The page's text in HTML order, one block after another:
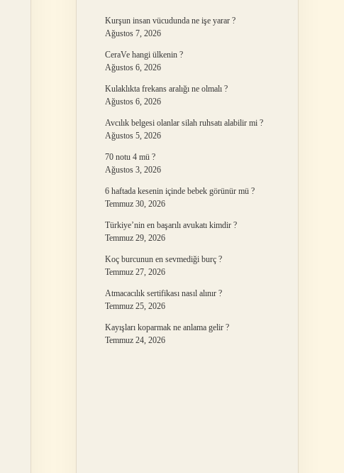
Kurşun insan vücudunda ne işe yarar ?
Ağustos 7, 2026
CeraVe hangi ülkenin ?
Ağustos 6, 2026
Kulaklıkta frekans aralığı ne olmalı ?
Ağustos 6, 2026
Avcılık belgesi olanlar silah ruhsatı alabilir mi ?
Ağustos 5, 2026
70 notu 4 mü ?
Ağustos 3, 2026
6 haftada kesenin içinde bebek görünür mü ?
Temmuz 30, 2026
Türkiye’nin en başarılı avukatı kimdir ?
Temmuz 29, 2026
Koç burcunun en sevmediği burç ?
Temmuz 27, 2026
Atmacacılık sertifikası nasıl alınır ?
Temmuz 25, 2026
Kayışları koparmak ne anlama gelir ?
Temmuz 24, 2026